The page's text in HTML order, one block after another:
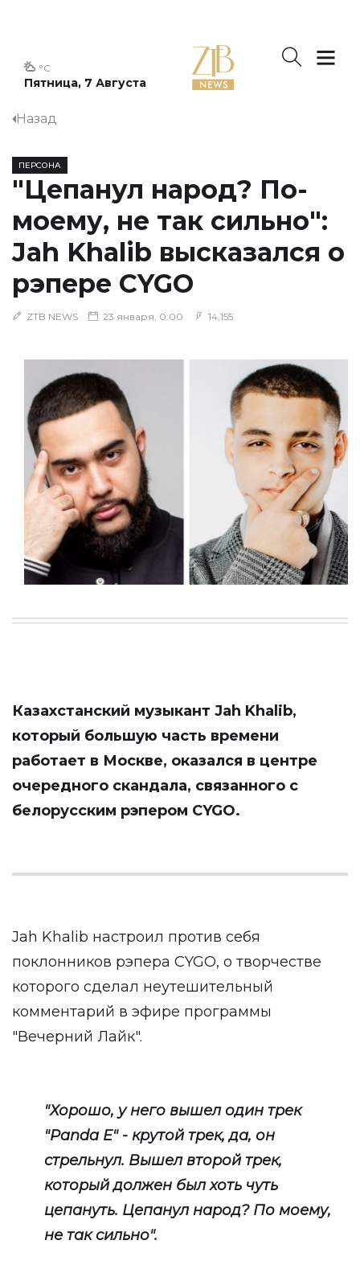
Пятница, 7 Августа
°C
Назад
ПЕРСОНА
"Цепанул народ? По-
моему, не так сильно":
Jah Khalib высказался о
рэпере CYGO
ZTB NEWS 23 января, 0:00 14,155
Казахстанский музыкант Jah Khalib,
который большую часть времени
работает в Москве, оказался в центре
очередного скандала, связанного с
белорусским рэпером CYGO.
Jah Khalib настроил против себя
поклонников рэпера CYGO, о творчестве
которого сделал неутешительный
комментарий в эфире программы
"Вечерний Лайк".
"Хорошо, у него вышел один трек
"Panda E" - крутой трек, да, он
стрельнул. Вышел второй трек,
который должен был хоть чуть
цепануть. Цепанул народ? По моему,
не так сильно".